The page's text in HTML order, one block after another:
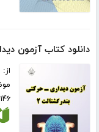
دانلود کتاب آزمون
از:
۱۴۶ صفحه